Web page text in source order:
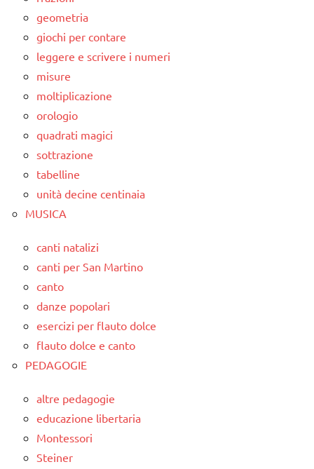
geometria
giochi per contare
leggere e scrivere i numeri
misure
moltiplicazione
orologio
quadrati magici
sottrazione
tabelline
unità decine centinaia
MUSICA
canti natalizi
canti per San Martino
canto
danze popolari
esercizi per flauto dolce
flauto dolce e canto
PEDAGOGIE
altre pedagogie
educazione libertaria
Montessori
Steiner